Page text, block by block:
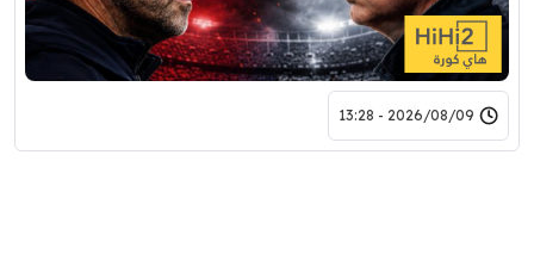
2026/08/09 - 13:28